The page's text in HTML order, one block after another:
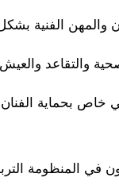
والمهن الفنية
والتقاعد
بحماية
في المنظومة